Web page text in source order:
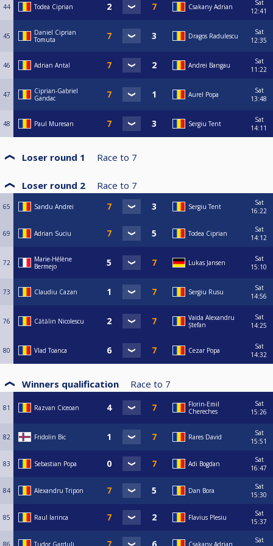
În plus, se aplică regulile WPA în vigoare.
Jocul antisportiv va fi sancționat de directorul de turneu, conform
regulamentelor internaționale.
44 Todea Ciprian Csakany Adrian
Sat
12:41
45
Daniel Ciprian
Tomuta
Dragos Radulescu
Sat
12:35
46 Adrian Antal Andrei Bangau
Sat
11:22
47
Ciprian-Gabriel
Gandac
Aurel Popa
Sat
13:48
48 Paul Muresan Sergiu Tent
Sat
14:11
Loser round 1 Race to 7
Loser round 2 Race to 7
65 Sandu Andrei Sergiu Tent
Sat
16:22
69 Adrian Suciu Todea Ciprian
Sat
14:12
72
Marie-Hélène
Bermejo
Lukas Jansen
Sat
15:10
73 Claudiu Cazan Sergiu Rusu
Sat
14:56
76 Cătălin Nicolescu
Vaida Alexandru
Ștefan
Sat
14:25
80 Vlad Toanca Cezar Popa
Sat
14:32
Winners qualification Race to 7
81 Razvan Ciceoan
Florin-Emil
Chereches
Sat
15:26
82 Fridolin Bic Rares David
Sat
15:51
83 Sebastian Popa Adi Bogdan
Sat
16:47
84 Alexandru Tripon Dan Bora
Sat
15:30
85 Raul Iarinca Flavius Plesiu
Sat
15:37
Sat